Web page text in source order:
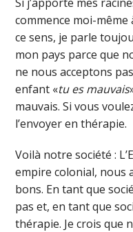
commence moi-
ce sens, je parle
mon pays parce que
ne nous acceptons
enfant «tu es mauvais
mauvais. Si vous
l’envoyer en thérapie.
Voilà notre société :
empire colonial, nous
bons. En tant que
pas et, en tant que
thérapie. Je crois que